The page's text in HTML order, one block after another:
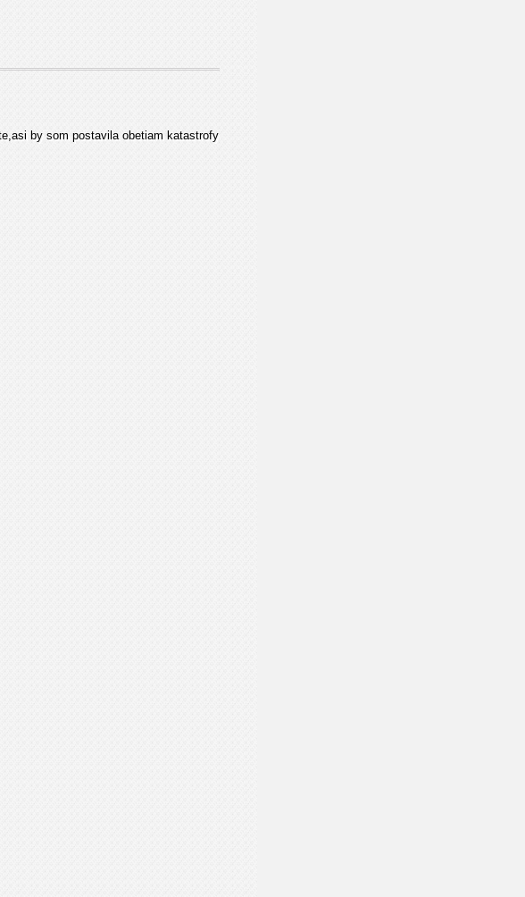
by som postavila obetiam katastrofy